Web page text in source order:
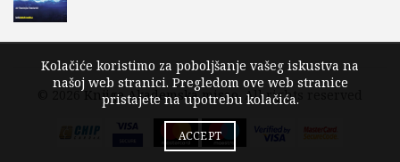
© 2026 Knjige Akademska misao. All rights reserved
Kolačiće koristimo za poboljšanje vašeg iskustva na
našoj web stranici. Pregledom ove web stranice
pristajete na upotrebu kolačića.
ACCEPT